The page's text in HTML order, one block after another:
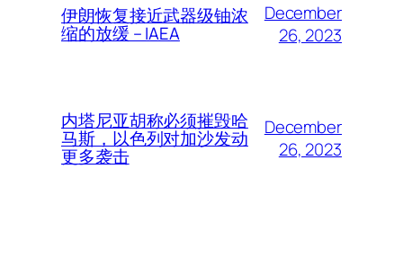
伊朗恢复接近武器级铀浓
缩的放缓 – IAEA
December
26, 2023
内塔尼亚胡称必须摧毁哈
马斯，以色列对加沙发动
更多袭击
December
26, 2023